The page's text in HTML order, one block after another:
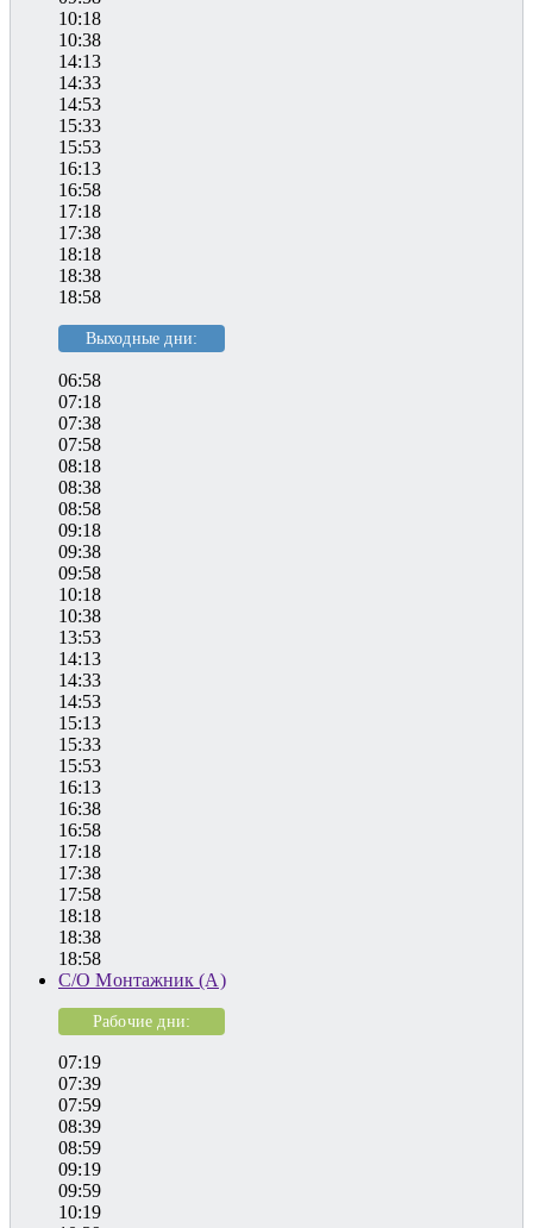
10:18
10:38
14:13
14:33
14:53
15:33
15:53
16:13
16:58
17:18
17:38
18:18
18:38
18:58
Выходные дни:
06:58
07:18
07:38
07:58
08:18
08:38
08:58
09:18
09:38
09:58
10:18
10:38
13:53
14:13
14:33
14:53
15:13
15:33
15:53
16:13
16:38
16:58
17:18
17:38
17:58
18:18
18:38
18:58
С/О Монтажник (А)
Рабочие дни:
07:19
07:39
07:59
08:39
08:59
09:19
09:59
10:19